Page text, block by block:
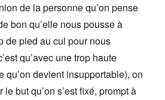
de la personne qu’on pense
bon qu’elle nous pousse à
de pied au cul pour nous
qu’avec une trop haute
qu’on devient insupportable), on
but qu’on s’est fixé, prompt à